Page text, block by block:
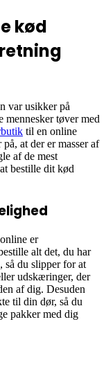
kød
var usikker på
mennesker tøver med
til en online
at der er masser af
af de mest
bestille dit kød
er
alt det, du har
så du slipper for at
udskæringer, der
af dig. Desuden
til din dør, så du
pakker med dig